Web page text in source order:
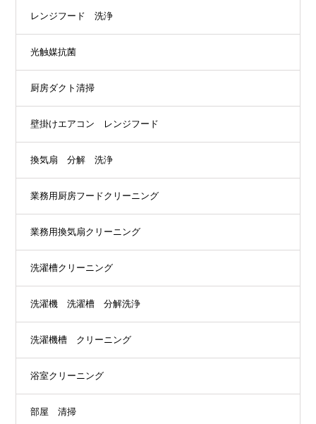
レンジフード 洗浄
光触媒抗菌
厨房ダクト清掃
壁掛けエアコン レンジフード
換気扇 分解 洗浄
業務用厨房フードクリーニング
業務用換気扇クリーニング
洗濯槽クリーニング
洗濯機 洗濯槽 分解洗浄
洗濯機槽 クリーニング
浴室クリーニング
部屋 清掃